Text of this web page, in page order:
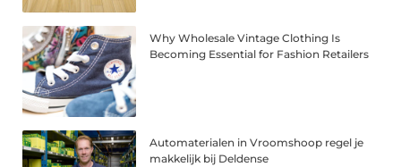
Why Wholesale Vintage Clothing Is
Becoming Essential for Fashion Retailers
Automaterialen in Vroomshoop regel je
makkelijk bij Deldense